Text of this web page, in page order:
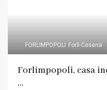
FORLIMPOPOLI Forlì-Cesena
Forlimpopoli, casa
...